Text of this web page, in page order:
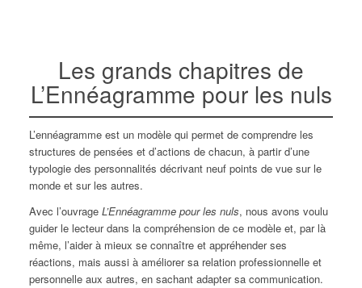
Les grands chapitres de
L’Ennéagramme pour les nuls
L’ennéagramme est un modèle qui permet de comprendre les
structures de pensées et d’actions de chacun, à partir d’une
typologie des personnalités décrivant neuf points de vue sur le
monde et sur les autres.
Avec l’ouvrage L’Ennéagramme pour les nuls, nous avons voulu
guider le lecteur dans la compréhension de ce modèle et, par là
même, l’aider à mieux se connaître et appréhender ses
réactions, mais aussi à améliorer sa relation professionnelle et
personnelle aux autres, en sachant adapter sa communication.